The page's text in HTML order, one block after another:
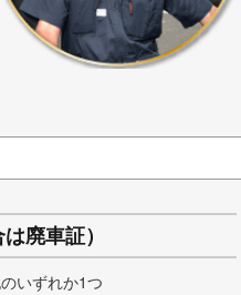
廃車証）
いずれか1つ